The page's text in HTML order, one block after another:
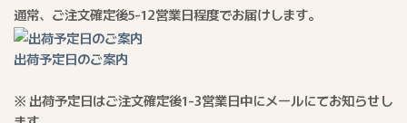
通常、ご注文確定後5-12営業日程度でお届けします。
出荷予定日のご案内
※ 出荷予定日はご注文確定後1-3営業日中にメールにてお知らせし